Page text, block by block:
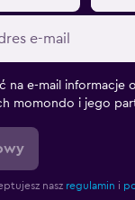
na e-mail informacje
momondo i jego
nasz regulamin i